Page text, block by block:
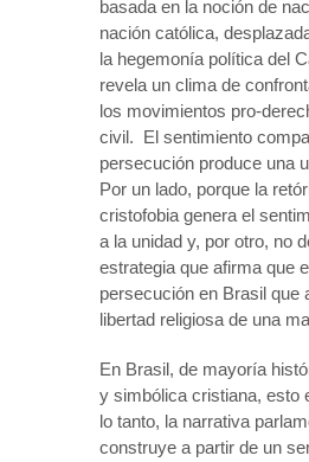
basada en la noción de
nación católica,
la hegemonía política del
revela un clima de
los movimientos pro-
civil. El sentimiento
persecución produce una
Por un lado, porque la
cristofobia genera el
a la unidad y, por otro, no
estrategia que afirma que
persecución en Brasil que
libertad religiosa de una
En Brasil, de mayoría
y simbólica cristiana, esto
lo tanto, la narrativa
construye a partir de un